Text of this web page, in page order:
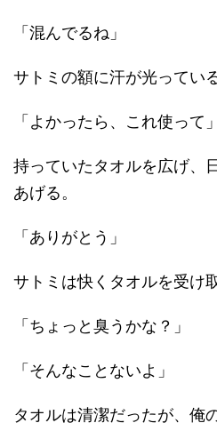
「混んでるね」
サトミの額に汗が光っている
「よかったら、これ使って」
持っていたタオルを広げ、
あげる。
「ありがとう」
サトミは快くタオルを受け
「ちょっと臭うかな？」
「そんなことないよ」
タオルは清潔だったが、俺